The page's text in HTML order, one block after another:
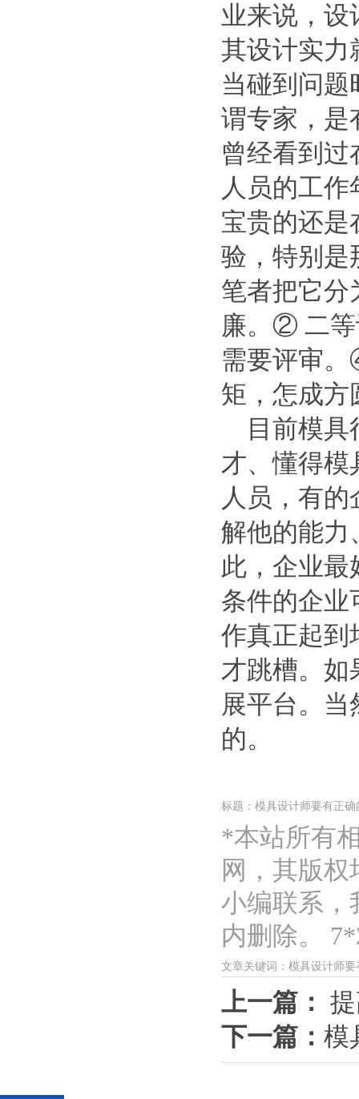
业来说，设
其设计实力
当碰到问
谓专家，是
曾经看到
人员的工
宝贵的还是
验，特别是
笔者把它
廉。② 二
需要评审
矩，怎成方
目前模具
才、懂得模
人员，有
解他的能力
此，企业最
条件的企业
作真正起到
才跳槽。如
展平台。
的。
标题：模具设计师要有正确
*本站所有
网，其版
小编联系，
内删除。
文章关键词：模具设计师
上一篇：
下一篇： 模